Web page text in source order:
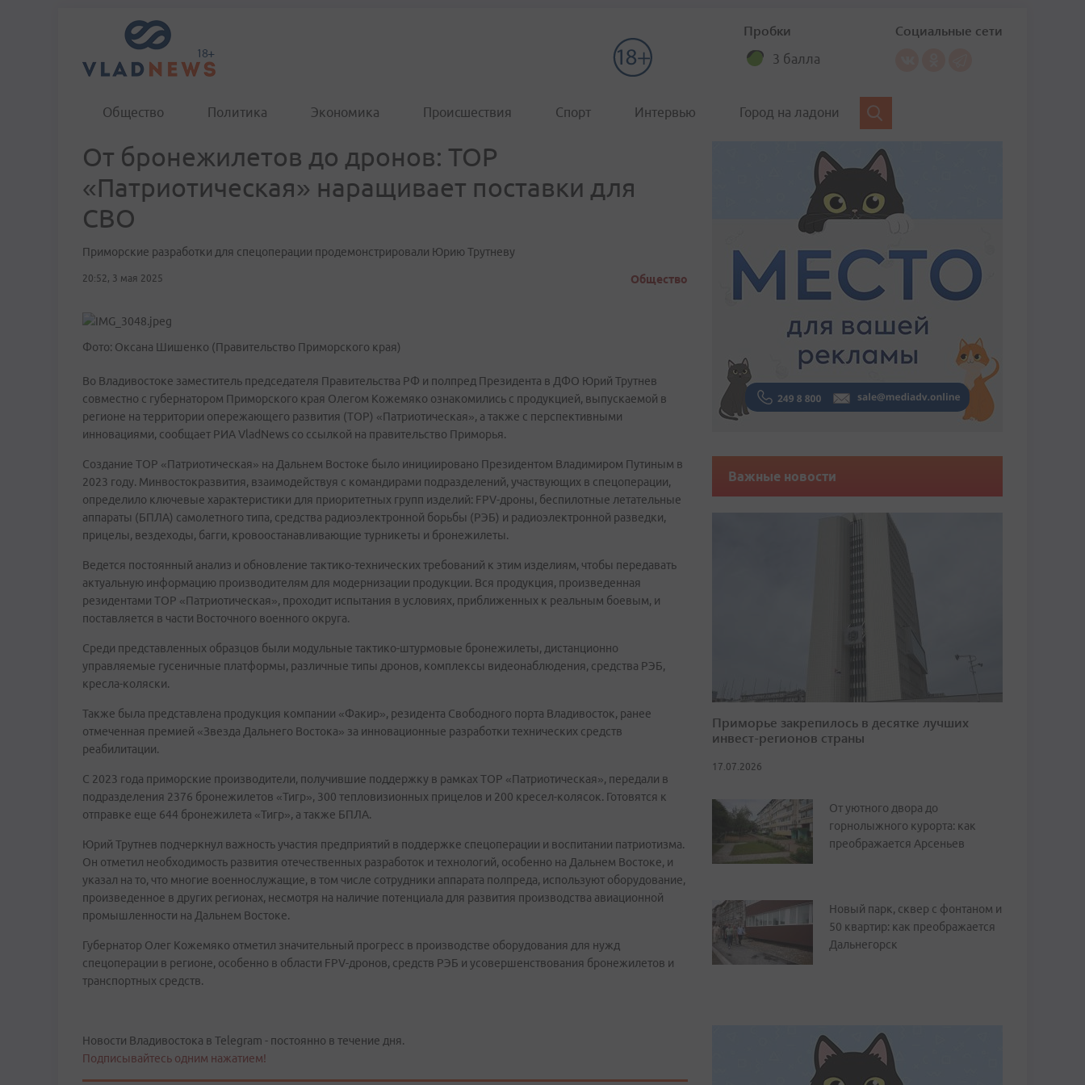
Пробки
3 балла
Социальные сети
Общество Политика Экономика Происшествия Спорт Интервью Город на ладони
От бронежилетов до дронов: ТОР
«Патриотическая» наращивает поставки для
СВО
Приморские разработки для спецоперации продемонстрировали Юрию Трутневу
20:52, 3 мая 2025 Общество
Фото: Оксана Шишенко (Правительство Приморского края)
Во Владивостоке заместитель председателя Правительства РФ и полпред Президента в ДФО Юрий Трутнев
совместно с губернатором Приморского края Олегом Кожемяко ознакомились с продукцией, выпускаемой в
регионе на территории опережающего развития (ТОР) «Патриотическая», а также с перспективными
инновациями, сообщает РИА VladNews со ссылкой на правительство Приморья.
Создание ТОР «Патриотическая» на Дальнем Востоке было инициировано Президентом Владимиром Путиным в
2023 году. Минвостокразвития, взаимодействуя с командирами подразделений, участвующих в спецоперации,
определило ключевые характеристики для приоритетных групп изделий: FPV-дроны, беспилотные летательные
аппараты (БПЛА) самолетного типа, средства радиоэлектронной борьбы (РЭБ) и радиоэлектронной разведки,
прицелы, вездеходы, багги, кровоостанавливающие турникеты и бронежилеты.
Ведется постоянный анализ и обновление тактико-технических требований к этим изделиям, чтобы передавать
актуальную информацию производителям для модернизации продукции. Вся продукция, произведенная
резидентами ТОР «Патриотическая», проходит испытания в условиях, приближенных к реальным боевым, и
поставляется в части Восточного военного округа.
Среди представленных образцов были модульные тактико-штурмовые бронежилеты, дистанционно
управляемые гусеничные платформы, различные типы дронов, комплексы видеонаблюдения, средства РЭБ,
кресла-коляски.
Также была представлена продукция компании «Факир», резидента Свободного порта Владивосток, ранее
отмеченная премией «Звезда Дальнего Востока» за инновационные разработки технических средств
реабилитации.
С 2023 года приморские производители, получившие поддержку в рамках ТОР «Патриотическая», передали в
подразделения 2376 бронежилетов «Тигр», 300 тепловизионных прицелов и 200 кресел-колясок. Готовятся к
отправке еще 644 бронежилета «Тигр», а также БПЛА.
Юрий Трутнев подчеркнул важность участия предприятий в поддержке спецоперации и воспитании патриотизма.
Он отметил необходимость развития отечественных разработок и технологий, особенно на Дальнем Востоке, и
указал на то, что многие военнослужащие, в том числе сотрудники аппарата полпреда, используют оборудование,
произведенное в других регионах, несмотря на наличие потенциала для развития производства авиационной
промышленности на Дальнем Востоке.
Губернатор Олег Кожемяко отметил значительный прогресс в производстве оборудования для нужд
спецоперации в регионе, особенно в области FPV-дронов, средств РЭБ и усовершенствования бронежилетов и
транспортных средств.
Новости Владивостока в Telegram - постоянно в течение дня.
Подписывайтесь одним нажатием!
Важные новости
Приморье закрепилось в десятке лучших
инвест-регионов страны
17.07.2026
От уютного двора до
горнолыжного курорта: как
преображается Арсеньев
Новый парк, сквер с фонтаном и
50 квартир: как преображается
Дальнегорск